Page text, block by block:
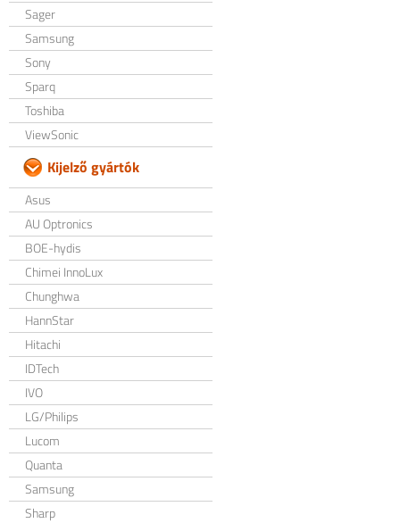
Sager
Samsung
Sony
Sparq
Toshiba
ViewSonic
Kijelző gyártók
Asus
AU Optronics
BOE-hydis
Chimei InnoLux
Chunghwa
HannStar
Hitachi
IDTech
IVO
LG/Philips
Lucom
Quanta
Samsung
Sharp